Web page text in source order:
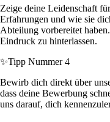
Zeige deine Leidenschaft
Erfahrungen und wie sie
Abteilung vorbereitet
Eindruck zu hinterlassen.
✨Tipp Nummer 4
Bewirb dich direkt über
dass deine Bewerbung
uns darauf, dich